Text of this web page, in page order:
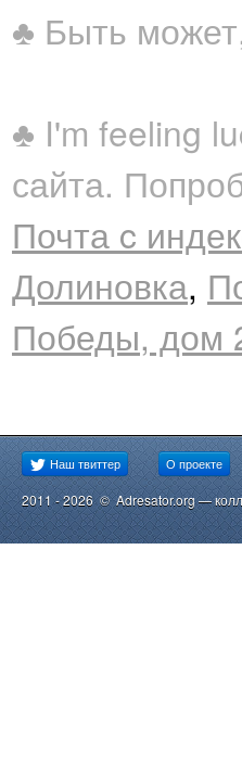
♣ Быть
♣ I'm feeling
сайта.
Почта c
Долиновка,
Победы, дом
Наш твиттер О проекте
2011 - 2026 © Adresator.org —